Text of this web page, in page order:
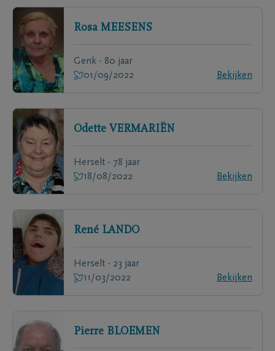
Rosa MEESENS
Genk - 80 jaar
01/09/2022
Bekijken
Odette VERMARIËN
Herselt - 78 jaar
18/08/2022
Bekijken
René LANDO
Herselt - 23 jaar
11/03/2022
Bekijken
Pierre BLOEMEN